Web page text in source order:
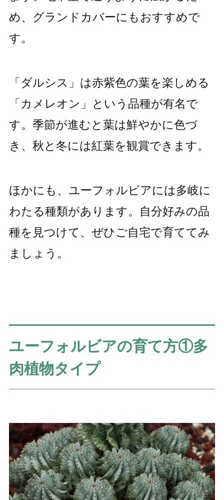
め、グランドカバーにもおすすめで
す。
「ダルシス」は赤紫色の葉を楽しめる
「カメレオン」という品種が有名で
す。季節が進むと葉は鮮やかに色づ
き、秋と冬には紅葉を観賞できます。
ほかにも、ユーフォルビアには多岐に
わたる種類があります。自分好みの品
種を見つけて、ぜひご自宅で育ててみ
ましょう。
ユーフォルビアの育て方①多
肉植物タイプ